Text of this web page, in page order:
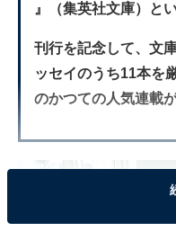
』（集英社文庫）と
刊行を記念して、文
ッセイのうち11本を
のかつての人気連載